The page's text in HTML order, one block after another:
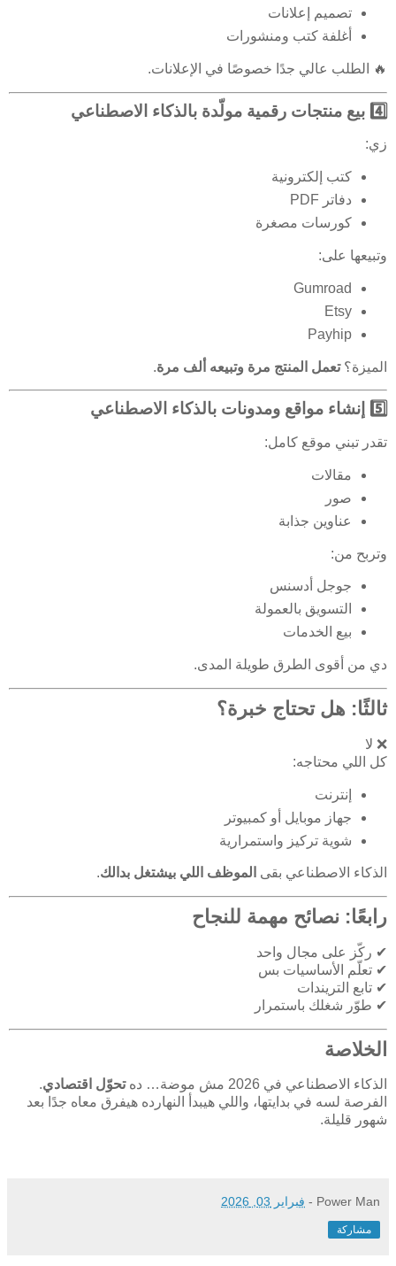
تصميم إعلانات
أغلفة كتب ومنشورات
🔥 الطلب عالي جدًا خصوصًا في الإعلانات.
4️⃣ بيع منتجات رقمية مولّدة بالذكاء الاصطناعي
زي:
كتب إلكترونية
دفاتر PDF
كورسات مصغرة
وتبيعها على:
Gumroad
Etsy
Payhip
الميزة؟تعمل المنتج مرة وتبيعه ألف مرة.
5️⃣ إنشاء مواقع ومدونات بالذكاء الاصطناعي
تقدر تبني موقع كامل:
مقالات
صور
عناوين جذابة
وتربح من:
جوجل أدسنس
التسويق بالعمولة
بيع الخدمات
دي من أقوى الطرق طويلة المدى.
ثالثًا: هل تحتاج خبرة؟
❌ لا
كل اللي محتاجه:
إنترنت
جهاز موبايل أو كمبيوتر
شوية تركيز واستمرارية
الذكاء الاصطناعي بقى الموظف اللي بيشتغل بدالك.
رابعًا: نصائح مهمة للنجاح
✔ ركّز على مجال واحد
✔ تعلّم الأساسيات بس
✔ تابع التريندات
✔ طوّر شغلك باستمرار
الخلاصة
الذكاء الاصطناعي في 2026 مش موضة… ده تحوّل اقتصادي.
الفرصة لسه في بدايتها، واللي هيبدأ النهارده هيفرق معاه جدًا بعد
شهور قليلة.
Power Man
- فبراير 03, 2026
مشاركة